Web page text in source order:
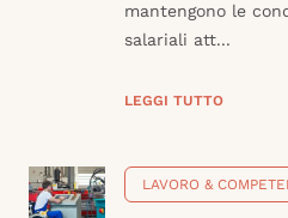
mantengono le
salariali att...
LEGGI TUTTO
LAVORO &